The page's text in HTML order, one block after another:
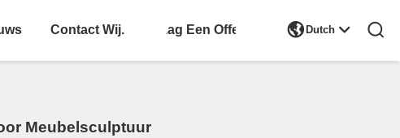
Contact Wij. Vraag Een Offerte Dutch 
Meubelsculptuur